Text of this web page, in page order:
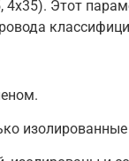
4х35). Этот
изолированные